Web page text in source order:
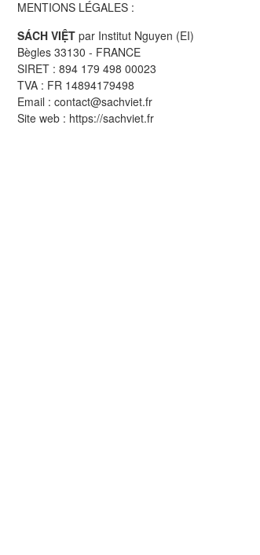
MENTIONS LÉGALES :
SÁCH VIỆT par Institut Nguyen (EI)
Bègles 33130 - FRANCE
SIRET : 894 179 498 00023
TVA : FR 14894179498
Email : contact@sachviet.fr
Site web : https://sachviet.fr